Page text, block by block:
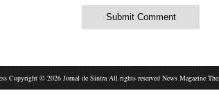
Copyright © 2026 Jornal de Sintra All rights reserved News Magazine